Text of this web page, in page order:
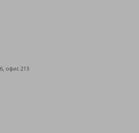
офис 213